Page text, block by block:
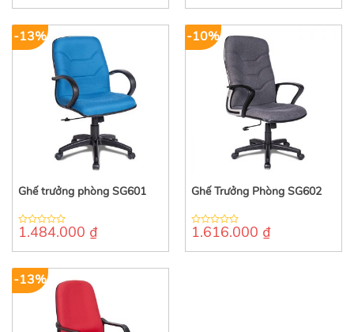
of
of
-13%
Ghế trưởng phòng SG601
0
of
1.484.000 ₫
-10%
Ghế Trưởng Phòng SG602
0
of
1.616.000 ₫
-13%